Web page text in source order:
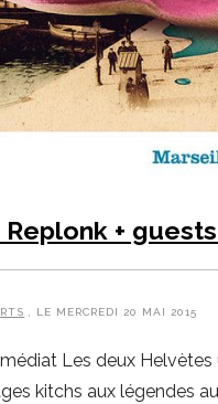
+
, LE MERCREDI 20 MAI 2015
Les deux
kitchs aux légendes